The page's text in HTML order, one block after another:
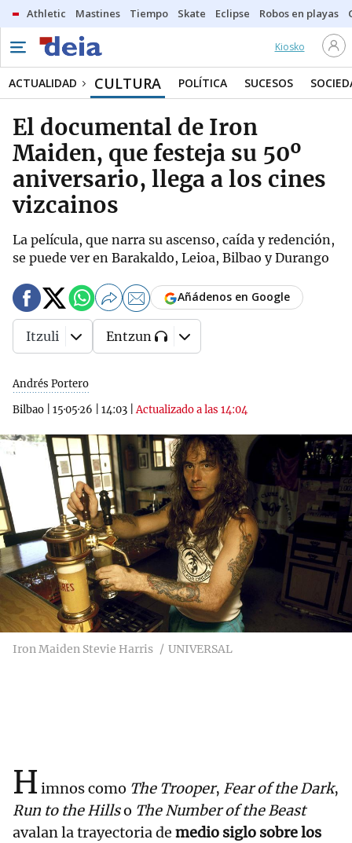
Athletic Mastines Tiempo Skate Eclipse Robos en playas
Kiosko
ACTUALIDAD CULTURA POLÍTICA SUCESOS
El documental de Iron
Maiden, que festeja su 50º
aniversario, llega a los cines
vizcainos
La película, que narra su ascenso, caída y redención,
se puede ver en Barakaldo, Leioa, Bilbao y Durango
Andrés Portero
Bilbao
15·05·26 14:03 |Actualizado a las 14:04
Añádenos en Google
Itzuli Entzun
Iron Maiden Stevie Harris UNIVERSAL
H imnos como The Trooper, Fear of the Dark,
Run to the Hillso The Number of the Beast
avalan la trayectoria de medio siglo sobre los